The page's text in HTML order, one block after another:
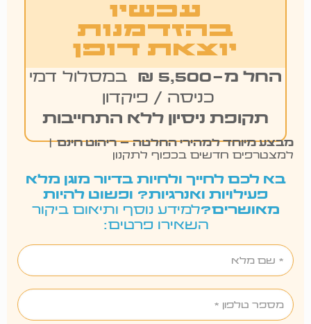
עכשיו
בהזדמנות
יוצאת דופן
החל מ-5,500 ₪
במסלול דמי
כניסה / פיקדון
תקופת ניסיון ללא התחייבות
מבצע מיוחד למהירי החלטה – ריהוט חינם|
למצטרפים חדשים בכפוף לתקנון
בא לכם לחייך ולחיות בדיור מוגן מלא
פעילויות ואנרגיות? ופשוט להיות
מאושרים?למידע נוסף ותיאום ביקור
השאירו פרטים: